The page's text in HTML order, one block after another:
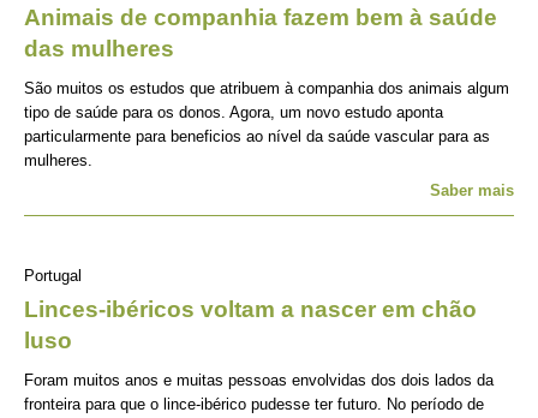
Animais de companhia fazem bem à saúde
das mulheres
São muitos os estudos que atribuem à companhia dos animais algum
tipo de saúde para os donos. Agora, um novo estudo aponta
particularmente para beneficios ao nível da saúde vascular para as
mulheres.
Saber mais
Portugal
Linces-ibéricos voltam a nascer em chão
luso
Foram muitos anos e muitas pessoas envolvidas dos dois lados da
fronteira para que o lince-ibérico pudesse ter futuro. No período de